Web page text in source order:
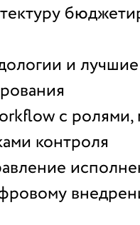
и
с
контроля